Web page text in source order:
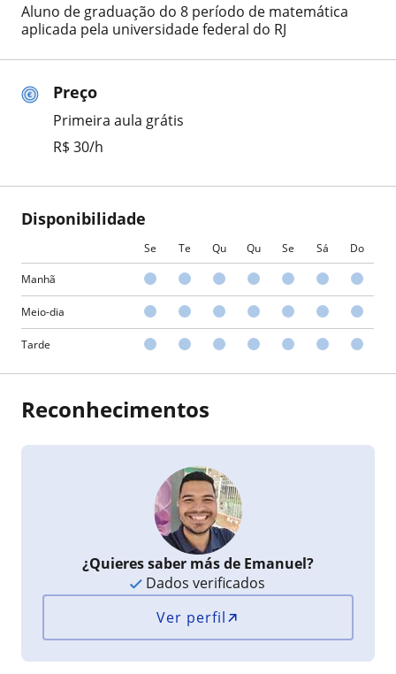
Preço
Primeira aula grátis
R$ 30/h
Disponibilidade
Se Te Qu Qu Se Sá Do
Manhã
Meio-dia
Tarde
Aluno de graduação do 8 período de matemática
aplicada pela universidade federal do RJ
Reconhecimentos
¿Quieres saber más de Emanuel?
Dados verificados
Ver perfil